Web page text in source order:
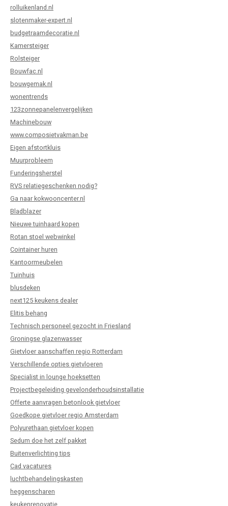
rolluikenland.nl
slotenmaker-expert.nl
budgetraamdecoratie.nl
Kamersteiger
Rolsteiger
Bouwfac.nl
bouwgemak.nl
wonentrends
123zonnepanelenvergelijken
Machinebouw
www.composietvakman.be
Eigen afstortkluis
Muurprobleem
Funderingsherstel
RVS relatiegeschenken nodig?
Ga naar kokwooncenter.nl
Bladblazer
Nieuwe tuinhaard kopen
Rotan stoel webwinkel
Cointainer huren
Kantoormeubelen
Tuinhuis
blusdeken
next125 keukens dealer
Elitis behang
Technisch personeel gezocht in Friesland
Groningse glazenwasser
Gietvloer aanschaffen regio Rotterdam
Verschillende opties gietvloeren
Specialist in lounge hoeksetten
Projectbegeleiding gevelonderhoudsinstallatie
Offerte aanvragen betonlook gietvloer
Goedkope gietvloer regio Amsterdam
Polyurethaan gietvloer kopen
Sedum doe het zelf pakket
Buitenverlichting tips
Cad vacatures
luchtbehandelingskasten
heggenscharen